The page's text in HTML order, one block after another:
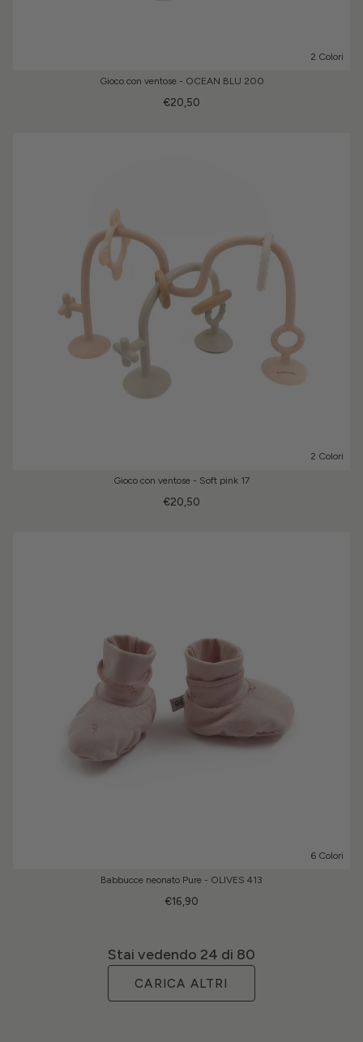
2 Colori
Gioco con ventose - OCEAN BLU 200
€20,50
2 Colori
Gioco con ventose - Soft pink 17
€20,50
6 Colori
Babbucce neonato Pure - OLIVES 413
€16,90
Stai vedendo 24 di 80
CARICA ALTRI